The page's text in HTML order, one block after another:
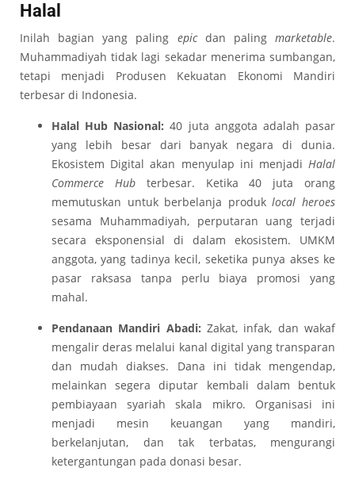
Halal
Inilah bagian yang paling epicdan palingmarketable.
Muhammadiyah tidak lagi sekadar menerima sumbangan,
tetapi menjadi Produsen Kekuatan Ekonomi Mandiri
terbesar di Indonesia.
Halal Hub Nasional:40 juta anggota adalah pasar
yang lebih besar dari banyak negara di dunia.
Ekosistem Digital akan menyulap ini menjadi Halal
Commerce Hubterbesar. Ketika 40 juta orang
memutuskan untuk berbelanja produklocal heroes
sesama Muhammadiyah, perputaran uang terjadi
secara eksponensial di dalam ekosistem. UMKM
anggota, yang tadinya kecil, seketika punya akses ke
pasar raksasa tanpa perlu biaya promosi yang
mahal.
Pendanaan Mandiri Abadi: Zakat, infak, dan wakaf
mengalir deras melalui kanal digital yang transparan
dan mudah diakses. Dana ini tidak mengendap,
melainkan segera diputar kembali dalam bentuk
pembiayaan syariah skala mikro. Organisasi ini
menjadi mesin keuangan yang mandiri,
berkelanjutan, dan tak terbatas, mengurangi
ketergantungan pada donasi besar.